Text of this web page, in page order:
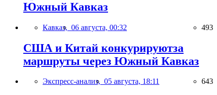
Южный Кавказ
Кавказ, 06 августа, 00:32 493
США и Китай конкурируютза
маршруты через Южный Кавказ
Экспресс-анализ, 05 августа, 18:11 643